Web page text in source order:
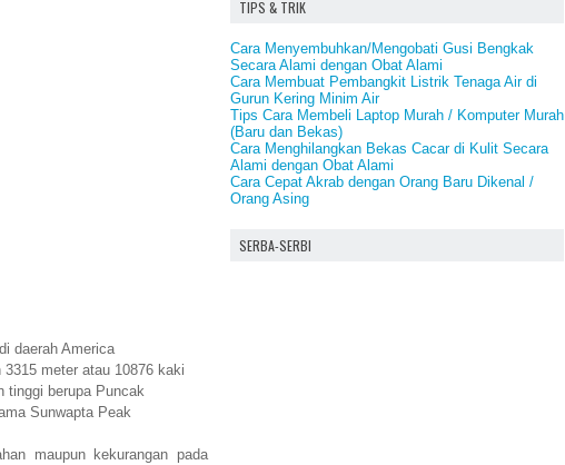
daerah America
meter atau 10876 kaki
tinggi berupa Puncak
Sunwapta Peak
maupun kekurangan pada
TIPS & TRIK
Cara Menyembuhkan/Mengobati Gusi Bengkak
Secara Alami dengan Obat Alami
Cara Membuat Pembangkit Listrik Tenaga Air di
Gurun Kering Minim Air
Tips Cara Membeli Laptop Murah / Komputer Murah
(Baru dan Bekas)
Cara Menghilangkan Bekas Cacar di Kulit Secara
Alami dengan Obat Alami
Cara Cepat Akrab dengan Orang Baru Dikenal /
Orang Asing
SERBA-SERBI